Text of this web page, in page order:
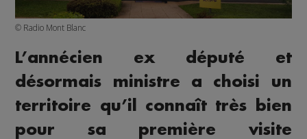
© Radio Mont Blanc
L’annécien ex député et
désormais ministre a choisi un
territoire qu’il connaît très bien
pour sa première visite